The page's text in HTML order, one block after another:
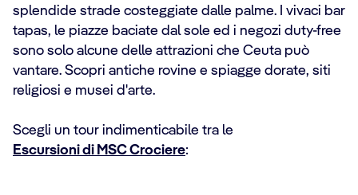
splendide strade costeggiate dalle palme. I vivaci bar
tapas, le piazze baciate dal sole ed i negozi duty-free
sono solo alcune delle attrazioni che Ceuta può
vantare. Scopri antiche rovine e spiagge dorate, siti
religiosi e musei d'arte.
Scegli un tour indimenticabile tra le
Escursioni di MSC Crociere: